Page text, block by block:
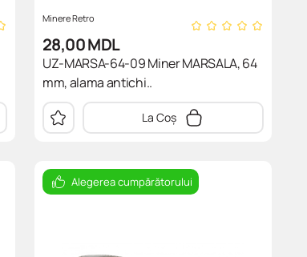
Minere Retro
28,00MDL
UZ-MARSA-64-09 Miner MARSALA, 64
mm, alama antichi..
La Coș
Alegerea cumpărătorului